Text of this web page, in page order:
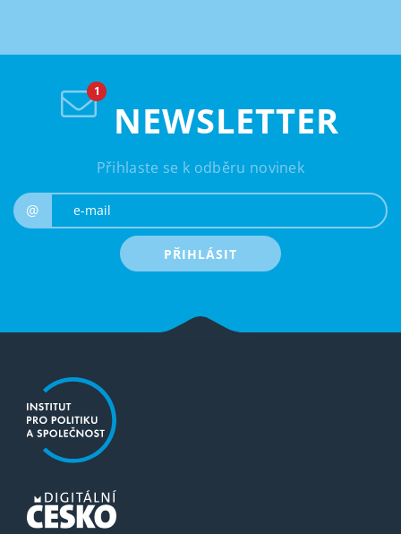
NEWSLETTER
Přihlaste se k odběru novinek
@
PŘIHLÁSIT